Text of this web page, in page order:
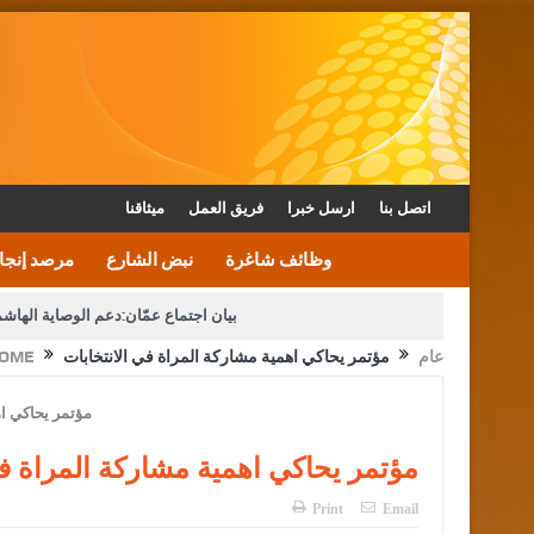
ميثاقنا فريق العمل ارسل خبرا اتصل بنا
مرصد نبض الشارع وظائف شاغرة
بيان اجتماع عمّان:دعم الوصاية
دعوة المكلفين بخدمة العلم (الدفعة الثالثة) إلى مراجعة
القاضي محمود أحمد فريحات..
عام مؤتمر يحاكي اهمية مشاركة المراة في الانتخابات
مؤتمر يحاكي اهمية مشاركة المراة
Print Email